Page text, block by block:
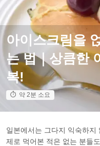
아이스크림을
는 법｜상큼한
복!
약 2분 소요
일본에서는 그다지 익숙하지
제로 먹어본 적은 없는 분들